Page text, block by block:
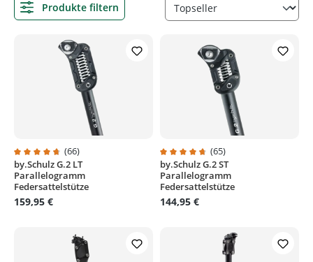
Produkte filtern
Durchschnittliche Bewertung von 4.8 von 5 Sternen
(66)
by.Schulz G.2 LT
Parallelogramm
Federsattelstütze
159,95 €
Durchschnittliche Bewertung
(65)
by.Schulz G.2 ST
Parallelogramm
Federsattelstütze
144,95 €